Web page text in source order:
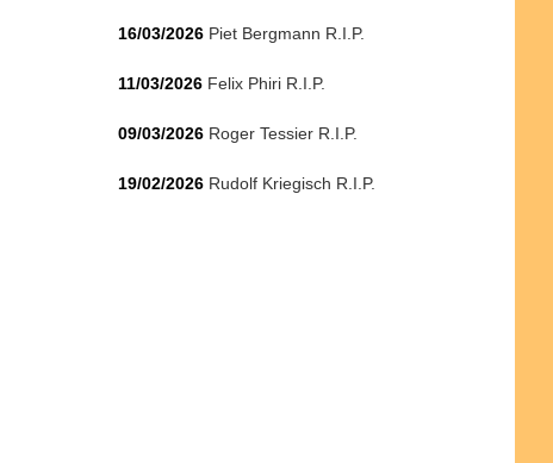
16/03/2026 Piet Bergmann R.I.P.
11/03/2026 Felix Phiri R.I.P.
09/03/2026 Roger Tessier R.I.P.
19/02/2026 Rudolf Kriegisch R.I.P.